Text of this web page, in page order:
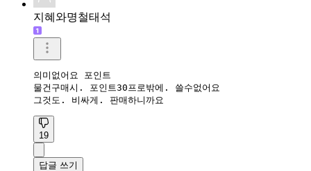
지혜와명철태석
의미없어요 포인트
물건구매시. 포인트30프로밖에. 쓸수없어요
그것도. 비싸게. 판매하니까요
19
답글 쓰기